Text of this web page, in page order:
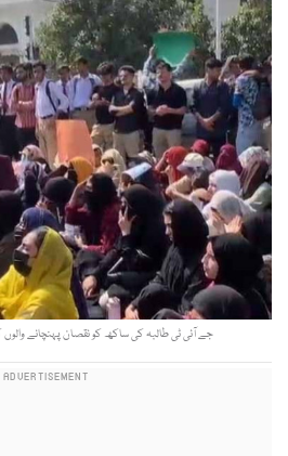
جے آئی ٹی طالبہ کی ساکھ کو نقصان پہنچانے والوں